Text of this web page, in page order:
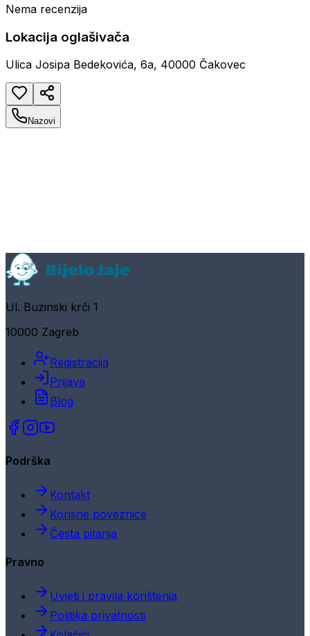
Nema recenzija
Lokacija oglašivača
Ulica Josipa Bedekovića, 6a, 40000 Čakovec
Nazovi
Ul. Buzinski krči 1
10000 Zagreb
Registracija
Prijava
Blog
Podrška
Kontakt
Korisne poveznice
Česta pitanja
Pravno
Uvjeti i pravila korištenja
Politika privatnosti